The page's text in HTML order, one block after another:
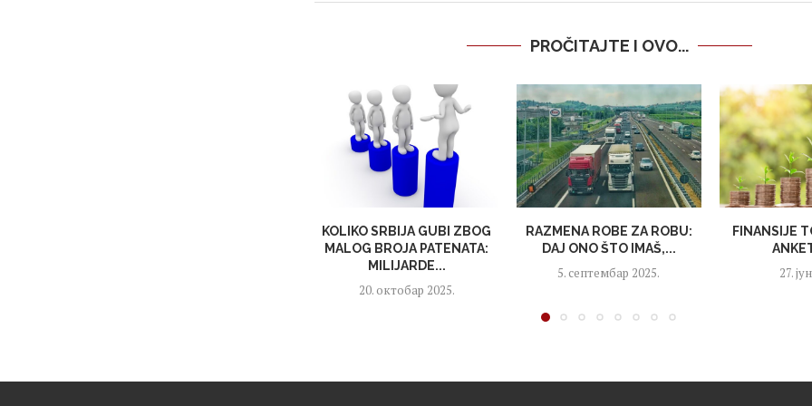
PROČITAJTE I OVO...
KOLIKO SRBIJA GUBI ZBOG
MALOG BROJA PATENATA:
MILIJARDE...
20. октобар 2025.
RAZMENA ROBE ZA ROBU:
DAJ ONO ŠTO IMAŠ,...
5. септембар 2025.
FINANSIJE
27.